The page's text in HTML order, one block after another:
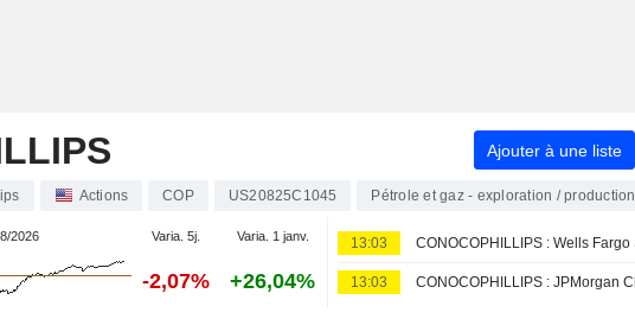
Ajouter à une liste
Actions COP US20825C1045 Pétrole et gaz - exploration / production
2026 Varia. 5j. Varia. 1 janv.
-2,07% +26,04%
13:03
13:03